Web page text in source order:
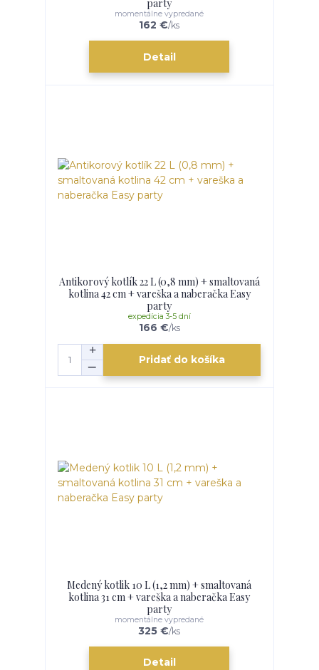
party
162 €/ks
momentálne vypredané
Detail
Antikorový kotlík 22 L (0,8 mm) + smaltovaná
kotlina 42 cm + vareška a naberačka Easy
party
166 €/ks
expedícia 3-5 dní
Pridať do košíka
Medený kotlik 10 L (1,2 mm) + smaltovaná
kotlina 31 cm + vareška a naberačka Easy
party
325 €/ks
momentálne vypredané
Detail